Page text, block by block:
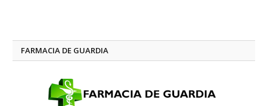
FARMACIA DE GUARDIA